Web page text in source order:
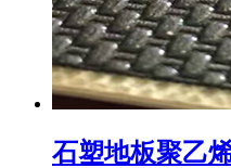
石塑地板聚乙